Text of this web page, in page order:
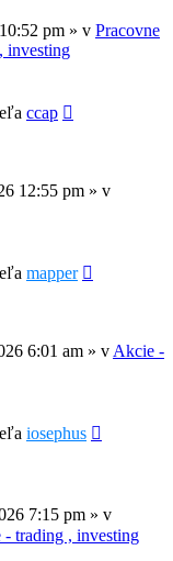
pm » v Pracovne
investing
ccap
12:55 pm » v
mapper
6:01 am » vAkcie -
iosephus
7:15 pm » v
- trading , investing